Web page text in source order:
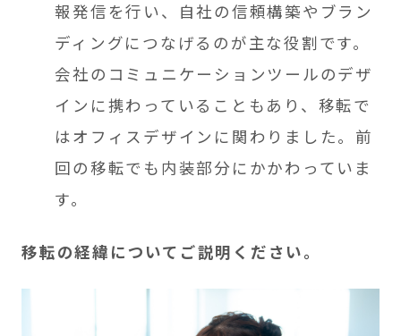
報発信を行い、自社の信頼構築やブラン
ディングにつなげるのが主な役割です。
会社のコミュニケーションツールのデザ
インに携わっていることもあり、移転で
はオフィスデザインに関わりました。前
回の移転でも内装部分にかかわっていま
す。
移転の経緯についてご説明ください。